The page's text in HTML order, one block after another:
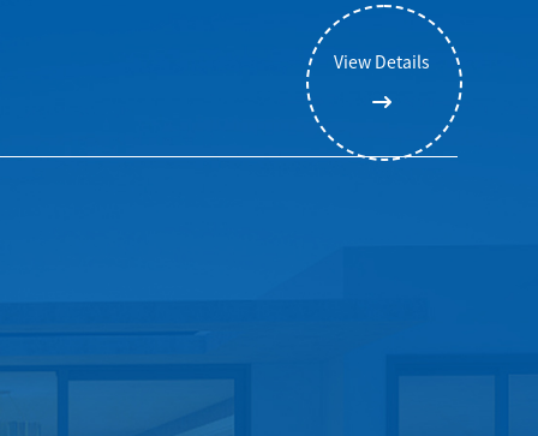
View Details